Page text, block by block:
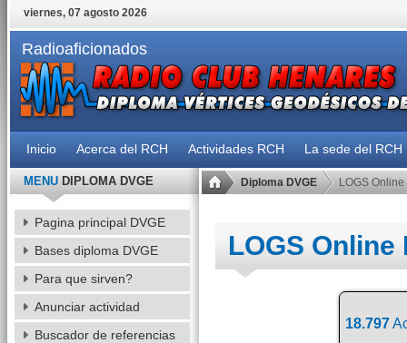
viernes, 07 agosto 2026
Radioaficionados
Inicio Acerca del RCH Actividades RCH La sede del RCH
Diploma DVGE LOGS Online
LOGS Online
18.797
MENUDIPLOMA DVGE
Pagina principal DVGE
Bases diploma DVGE
Para que sirven?
Anunciar actividad
Buscador de referencias